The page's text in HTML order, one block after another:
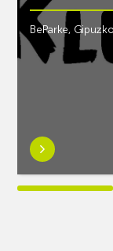
BeParke,
Saber
más
sobre¡Si